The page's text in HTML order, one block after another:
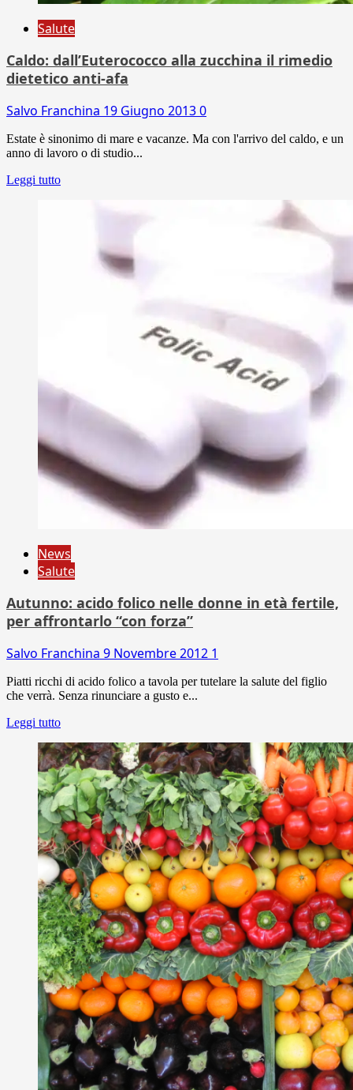
Salute
Caldo: dall’Euterococco alla zucchina il rimedio
dietetico anti-afa
Salvo Franchina 19 Giugno 20130
Estate è sinonimo di mare e vacanze. Ma con l'arrivo del caldo, e un
anno di lavoro o di studio...
Leggi tutto
News
Salute
Autunno: acido folico nelle donne in età fertile,
per affrontarlo “con forza”
Salvo Franchina 9 Novembre 2012 1
Piatti ricchi di acido folico a tavola per tutelare la salute del figlio
che verrà. Senza rinunciare a gusto e...
Leggi tutto